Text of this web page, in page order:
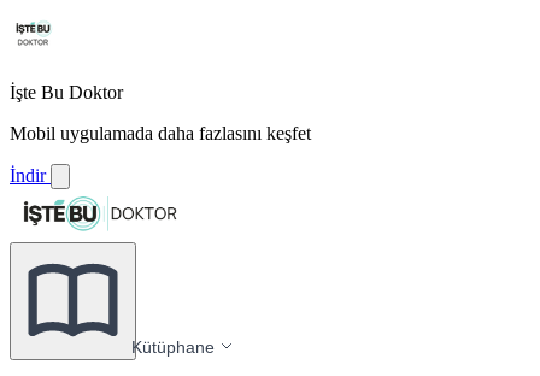
İşte Bu Doktor
Mobil uygulamada daha fazlasını keşfet
İndir
Kütüphane